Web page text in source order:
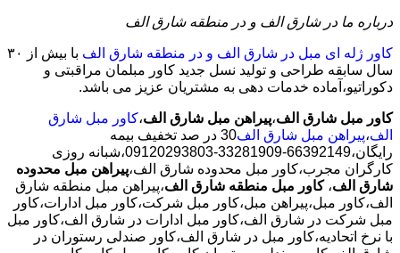
درباره ما در شارق الف و در منطقه شارق الف
کاور ژله ای مبل در شارق الف و در منطقه شارق الف
با بیش از ٣٠
سال سابقه طراحی و تولید نسل جدید کاور مبلمان مراقبتی و
دکوراتیو،آماده خدمات دهی به مشتریان عزیز می باشد.
کاور مبل شارق الف،پیراهن مبل شارق الف،کاور مبل شارق
الف،پیراهن مبل شارق الف
30 در صد تخفیف بیمه
رایگان،66392149-33281909-09120293803،شبانه روزی
کارگران مجرب،کاور مبل محدوده شارق الف،پیراهن مبل محدوده
شارق الف، کاور مبل منطقه شارق الف،پیراهن مبل منطقه شارق
الف،کاور مبل،پیراهن مبل،کاور مبل شرکت،کاور مبل ادارات،کاور
مبل شرکت در شارق الف،کاور مبل ادارات در شارق الف،کاور مبل
با نرخ اتحادیه،کاور مبل در شارق الف،کاور صندلی رستوران در